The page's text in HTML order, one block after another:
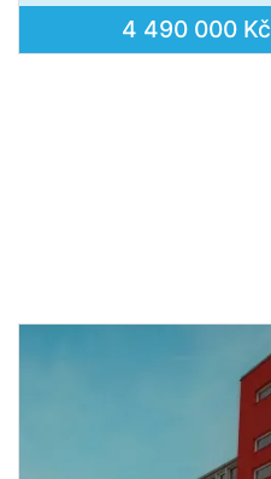
4 490 000 Kč